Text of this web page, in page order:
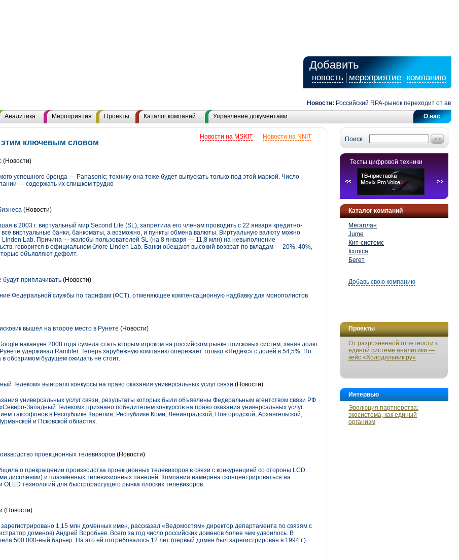
Добавить
новость мероприятие компанию
Новости: Российский RPA-рынок переходит от
О нас
Аналитика Мероприятия Проекты Каталог компаний Управление документами
Поиск:
Тесты цифровой техники
Каталог компаний
Мегаплан
Jume
Кит-системс
Iconica
Бегет
Добавь свою компанию
Проекты
От разрозненной отчетности к
единой системе аналитики —
кейс «Холодильник.ру»
Интервью
Эволюция партнерства:
экосистема, как единый
организм
Новости на NNIT
Новости на MSKIT
этим ключевым словом
(Новости)
успешного бренда — Panasonic; технику она тоже будет выпускать только под этой маркой. Число
— содержать их слишком трудно
(Новости)
в 2003 г. виртуальный мир Second Life (SL), запретила его членам проводить с 22 января кредитно-
виртуальные банки, банкоматы, а возможно, и пункты обмена валюты. Виртуальную валюту можно
Linden Lab. Причина — жалобы пользователей SL (на 8 января — 11,8 млн) на невыполнение
говорится в официальном блоге Linden Lab. Банки обещают высокий возврат по вкладам — 20%, 40%,
объявляют дефолт.
приплачивать (Новости)
Федеральной службы по тарифам (ФСТ), отменяющее компенсационную надбавку для монополистов
вышел на второе место в Рунете (Новости)
накануне 2008 года сумела стать вторым игроком на российском рынке поисковых систем, заняв долю
удерживал Rambler. Теперь зарубежную компанию опережает только «Яндекс» с долей в 54,5%. По
обозримом будущем ожидать не стоит.
Телеком» выиграло конкурсы на право оказания универсальных услуг связи (Новости)
универсальных услуг связи, результаты которых были объявлены Федеральным агентством связи РФ
Западный Телеком» признано победителем конкурсов на право оказания универсальных услуг
таксофонов в Республике Карелия, Республике Коми, Ленинградской, Новгородской, Архангельской,
и Псковской областях.
проекционных телевизоров (Новости)
о прекращении производства проекционных телевизоров в связи с конкуренцией со стороны LCD
дисплеями) и плазменных телевизионных панелей. Компания намерена сконцентрироваться на
OLED технологий для быстрорастущего рынка плоских телевизоров.
(Новости)
зарегистрировано 1,15 млн доменных имен, рассказал «Ведомостям» директор департамента по связям с
доменов) Андрей Воробьев. Всего за год число российских доменов более чем удвоилось. В
500 000-ный барьер. На это ей потребовалось 12 лет (первый домен был зарегистрирован в 1994 г.).